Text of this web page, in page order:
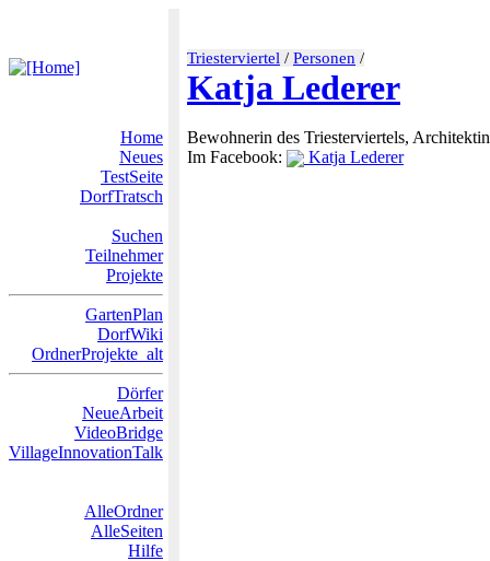
Triesterviertel / Personen /
Katja Lederer
Home
Neues
TestSeite
DorfTratsch
Suchen
Teilnehmer
Projekte
GartenPlan
DorfWiki
OrdnerProjekte_alt
Dörfer
NeueArbeit
VideoBridge
VillageInnovationTalk
AlleOrdner
AlleSeiten
Hilfe
Bewohnerin des Triesterviertels,
Im Facebook:
Katja Lederer